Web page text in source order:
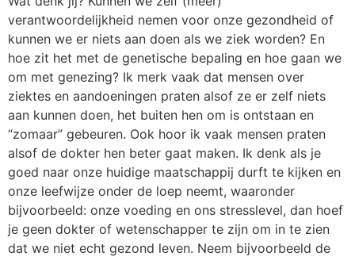
verantwoordelijkheid nemen voor onze gezondheid of
kunnen we er niets aan doen als we ziek worden? En
hoe zit het met de genetische bepaling en hoe gaan we
om met genezing? Ik merk vaak dat mensen over
ziektes en aandoeningen praten alsof ze er zelf niets
aan kunnen doen, het buiten hen om is ontstaan en
“zomaar” gebeuren. Ook hoor ik vaak mensen praten
alsof de dokter hen beter gaat maken. Ik denk als je
goed naar onze huidige maatschappij durft te kijken en
onze leefwijze onder de loep neemt, waaronder
bijvoorbeeld: onze voeding en ons stresslevel, dan hoef
je geen dokter of wetenschapper te zijn om in te zien
dat we niet echt gezond leven. Neem bijvoorbeeld de